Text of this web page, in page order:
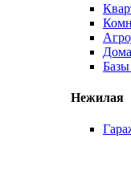
Нежилая